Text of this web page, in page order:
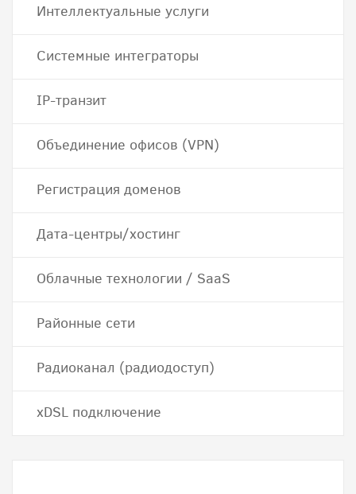
Интеллектуальные услуги
Системные интеграторы
IP-транзит
Объединение офисов (VPN)
Регистрация доменов
Дата-центры/хостинг
Облачные технологии / SaaS
Районные сети
Радиоканал (радиодоступ)
хDSL подключение